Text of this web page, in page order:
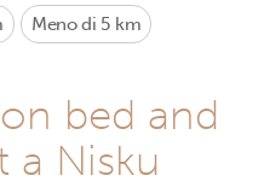
Meno di 5 km
bed and
a Nisku